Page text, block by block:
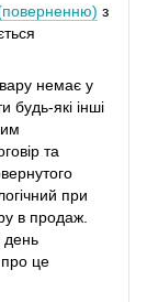
з
немає у
які інші
та
при
в продаж.
день
це